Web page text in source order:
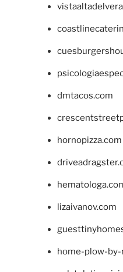
dmtacos.com
hornopizza.com
lizaivanov.com
home-plow-by-